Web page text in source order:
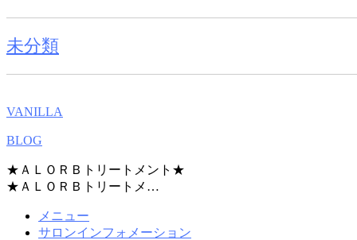
未分類
VANILLA
BLOG
★ＡＬＯＲＢトリートメント★
★ＡＬＯＲＢトリートメ…
メニュー
サロンインフォメーション